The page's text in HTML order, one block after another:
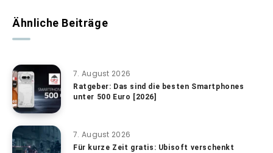
Ähnliche Beiträge
7. August 2026
Ratgeber: Das sind die besten Smartphones
unter 500 Euro [2026]
7. August 2026
Für kurze Zeit gratis: Ubisoft verschenkt